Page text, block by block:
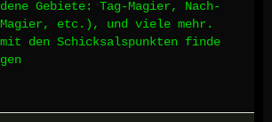
Gebiete: Tag-Magier, Nach-
etc.), und viele mehr.
mit den Schicksalspunkten finde